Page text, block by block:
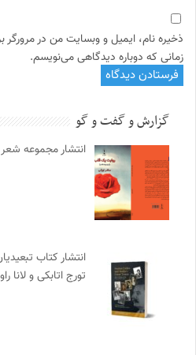
ذخیره نام، ایمیل و وبسایت من در مرورگر
زمانی که دوباره دیدگاهی می‌نویسم.
گزارش و گفت و گو
انتشار مجموعه
انتشار کتاب
تورج اتابکی و لانا